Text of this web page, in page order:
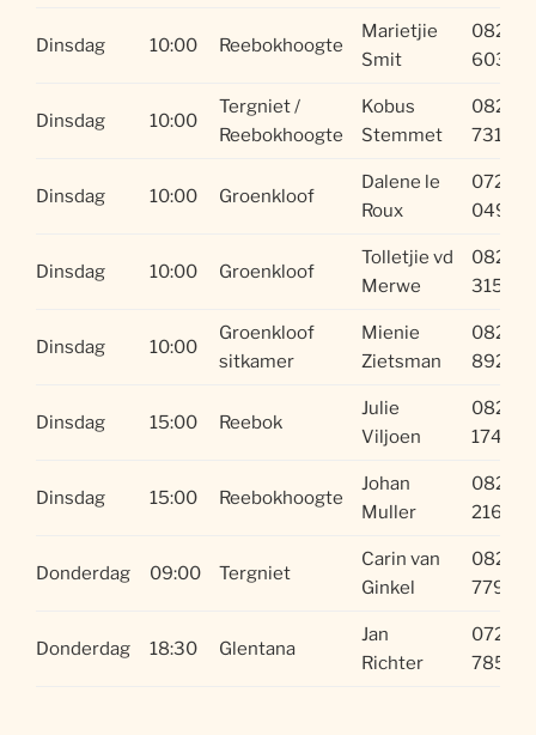
Dinsdag 10:00 Reebokhoogte
Marietjie
Smit
082
6034
Dinsdag 10:00
Tergniet /
Reebokhoogte
Kobus
Stemmet
082
7316
Dinsdag 10:00 Groenkloof
Dalene le
Roux
072
0498
Dinsdag 10:00 Groenkloof
Tolletjie vd
Merwe
082
3153
Dinsdag 10:00
Groenkloof
sitkamer
Mienie
Zietsman
082
8922
Dinsdag 15:00 Reebok
Julie
Viljoen
082
1749
Dinsdag 15:00 Reebokhoogte
Johan
Muller
082
2162
Donderdag 09:00 Tergniet
Carin van
Ginkel
082
7791
Donderdag 18:30 Glentana
Jan
Richter
072
7859